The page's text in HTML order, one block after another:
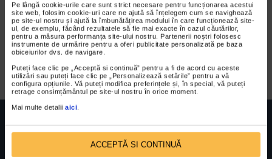
Pe lângă cookie-urile care sunt strict necesare pentru funcționarea acestui
site web, folosim cookie-uri care ne ajută să înțelegem cum se navighează
pe site-ul nostru și ajută la îmbunătățirea modului în care funcționează site-
ul, de exemplu, făcând rezultatele să fie mai exacte în cazul căutărilor,
pentru a măsura performanța site-ului nostru. Partenerii noștri folosesc
instrumente de urmărire pentru a oferi publicitate personalizată pe baza
obiceiurilor dvs. de navigare.
Puteți face clic pe „Acceptă si continuă” pentru a fi de acord cu aceste
utilizări sau puteți face clic pe „Personalizează setările” pentru a vă
configura opțiunile. Vă puteți modifica preferințele și, în special, vă puteți
retrage consimțământul pe site-ul nostru în orice moment.
Mai multe detalii aici
ACCEPTĂ SI CONTINUĂ
Expozitia